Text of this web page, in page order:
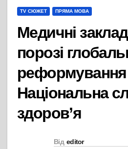
TV СЮЖЕТ ПРЯМА МОВА
Медичні
порозі
Національна
здоров’я
Від editor